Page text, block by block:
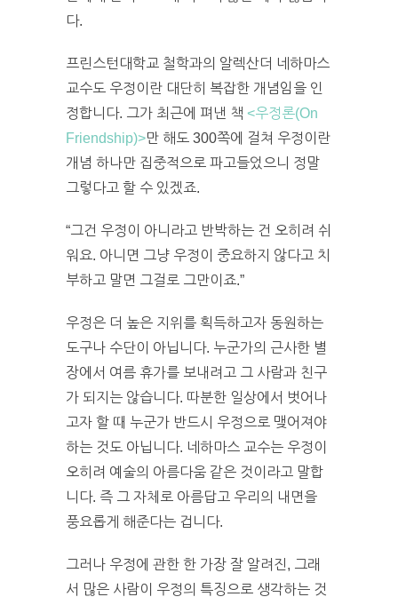
다.
프린스턴대학교 철학과의 알렉산더 네하마스
교수도 우정이란 대단히 복잡한 개념임을 인
정합니다. 그가 최근에 펴낸 책 <우정론(On
Friendship)>만 해도 300쪽에 걸쳐 우정이란
개념 하나만 집중적으로 파고들었으니 정말
그렇다고 할 수 있겠죠.
“그건 우정이 아니라고 반박하는 건 오히려 쉬
워요. 아니면 그냥 우정이 중요하지 않다고 치
부하고 말면 그걸로 그만이죠.”
우정은 더 높은 지위를 획득하고자 동원하는
도구나 수단이 아닙니다. 누군가의 근사한 별
장에서 여름 휴가를 보내려고 그 사람과 친구
가 되지는 않습니다. 따분한 일상에서 벗어나
고자 할 때 누군가 반드시 우정으로 맺어져야
하는 것도 아닙니다. 네하마스 교수는 우정이
오히려 예술의 아름다움 같은 것이라고 말합
니다. 즉 그 자체로 아름답고 우리의 내면을
풍요롭게 해준다는 겁니다.
그러나 우정에 관한 한 가장 잘 알려진, 그래
서 많은 사람이 우정의 특징으로 생각하는 것